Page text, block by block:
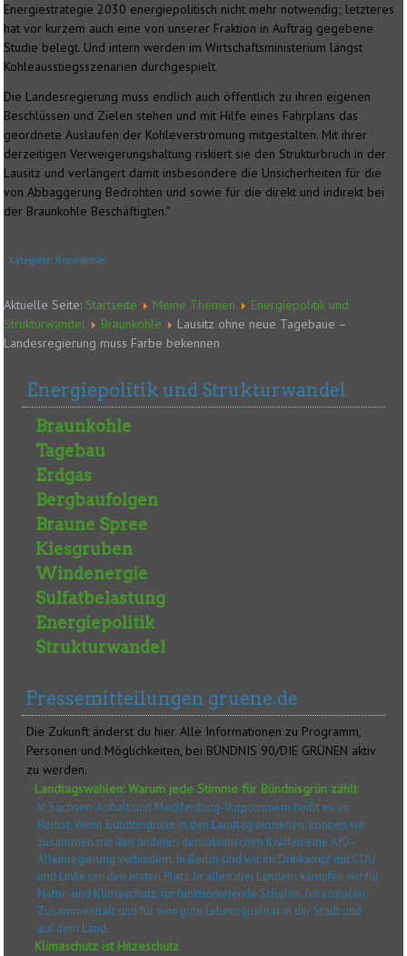
Energiestrategie 2030 energiepolitisch nicht mehr notwendig; letzteres
hat vor kurzem auch eine von unserer Fraktion in Auftrag gegebene
Studie belegt. Und intern werden im Wirtschaftsministerium längst
Kohleausstiegsszenarien durchgespielt.
Die Landesregierung muss endlich auch öffentlich zu ihren eigenen
Beschlüssen und Zielen stehen und mit Hilfe eines Fahrplans das
geordnete Auslaufen der Kohleverstromung mitgestalten. Mit ihrer
derzeitigen Verweigerungshaltung riskiert sie den Strukturbruch in der
Lausitz und verlängert damit insbesondere die Unsicherheiten für die
von Abbaggerung Bedrohten und sowie für die direkt und indirekt bei
der Braunkohle Beschäftigten."
Kategorie: Braunkohle
Aktuelle Seite: Startseite Meine Themen
Energiepolitik und
Strukturwandel
Braunkohle
Lausitz ohne neue Tagebaue –
Landesregierung muss Farbe bekennen
Energiepolitik und Strukturwandel
Braunkohle
Tagebau
Erdgas
Bergbaufolgen
Braune Spree
Kiesgruben
Windenergie
Sulfatbelastung
Energiepolitik
Strukturwandel
Pressemitteilungen gruene.de
Die Zukunft änderst du hier. Alle Informationen zu Programm,
Personen und Möglichkeiten, bei BÜNDNIS 90/DIE GRÜNEN aktiv
zu werden.
Landtagswahlen: Warum jede Stimme für Bündnisgrün zählt
In Sachsen-Anhalt und Mecklenburg-Vorpommern heißt es im
Herbst: Wenn Bündnisgrüne in den Landtag einziehen, können wir
zusammen mit den anderen demokratischen Kräften eine AfD-
Alleinregierung verhindern. In Berlin sind wir im Dreikampf mit CDU
und Linke um den ersten Platz. In allen drei Ländern kämpfen wir für
Natur- und Klimaschutz, für funktionierende Schulen, für sozialen
Zusammenhalt und für eine gute Lebensqualität in der Stadt und
auf dem Land.
Klimaschutz ist Hitzeschutz